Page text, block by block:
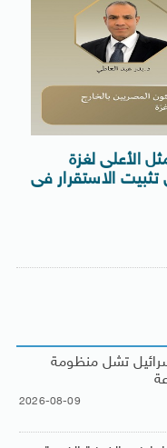
الأعلى لغزة
تثبيت الاستقرار فى
تشل منظومة
2026-08-09